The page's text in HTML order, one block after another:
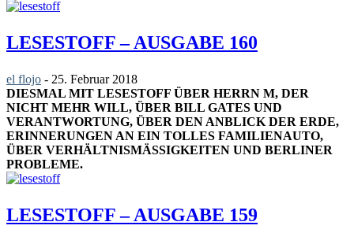
LESESTOFF – AUSGABE 160
el flojo - 25. Februar 2018
DIESMAL MIT LESESTOFF ÜBER HERRN M, DER
NICHT MEHR WILL, ÜBER BILL GATES UND
VERANTWORTUNG, ÜBER DEN ANBLICK DER ERDE,
ERINNERUNGEN AN EIN TOLLES FAMILIENAUTO,
ÜBER VERHÄLTNISMÄSSIGKEITEN UND BERLINER P
ROBLEME.
LESESTOFF – AUSGABE 159